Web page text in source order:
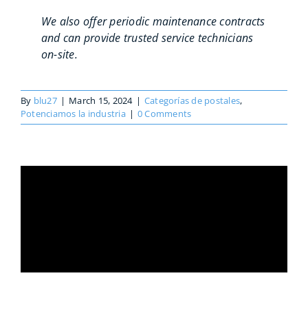
We also offer periodic maintenance contracts
and can provide trusted service technicians
on-site.
By blu27 | March 15, 2024 | Categorías de postales,
Potenciamos la industria | 0 Comments